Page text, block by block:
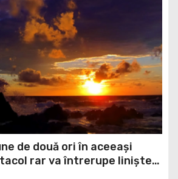
de două ori în aceeași
rar va întrerupe liniștea